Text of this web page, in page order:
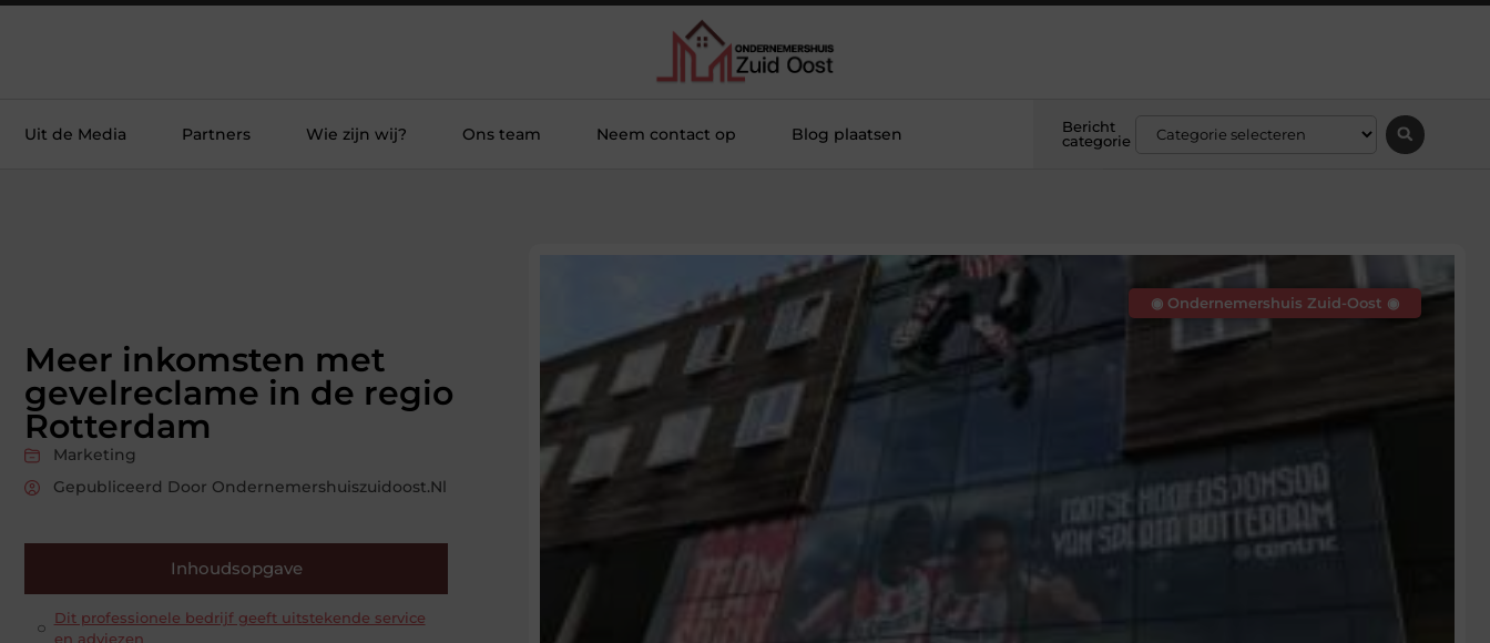
Uit de Media Partners Wie zijn wij? Ons team Neem contact op Blog plaatsen
Bericht
categorie
Meer inkomsten met
gevelreclame in de regio
Rotterdam
Marketing
Gepubliceerd Door Ondernemershuiszuidoost.nl
Inhoudsopgave
Dit professionele bedrijf geeft uitstekende service
en adviezen
◉ Ondernemershuis Zuid-Oost ◉